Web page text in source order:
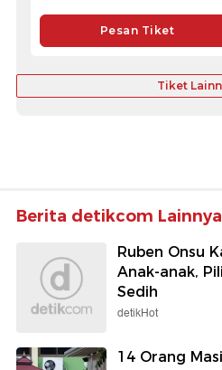
Pesan Tiket
Tiket
Berita detikcom Lainnya
Ruben Onsu
Anak-anak,
Sedih
detikHot
14 Orang